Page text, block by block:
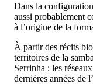
Dans la
aussi probablement
à l’origine de la
À partir des récits
territoires de la
Serrinha : les
dernières années de